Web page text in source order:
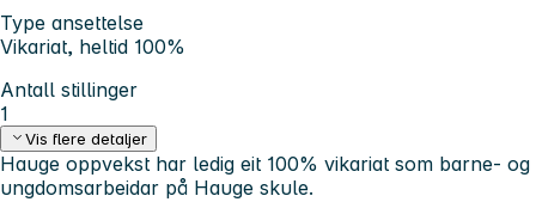
Type ansettelse
Vikariat, heltid 100%
Antall stillinger
1
Vis flere detaljer
Hauge oppvekst har ledig eit 100% vikariat som barne- og
ungdomsarbeidar på Hauge skule.